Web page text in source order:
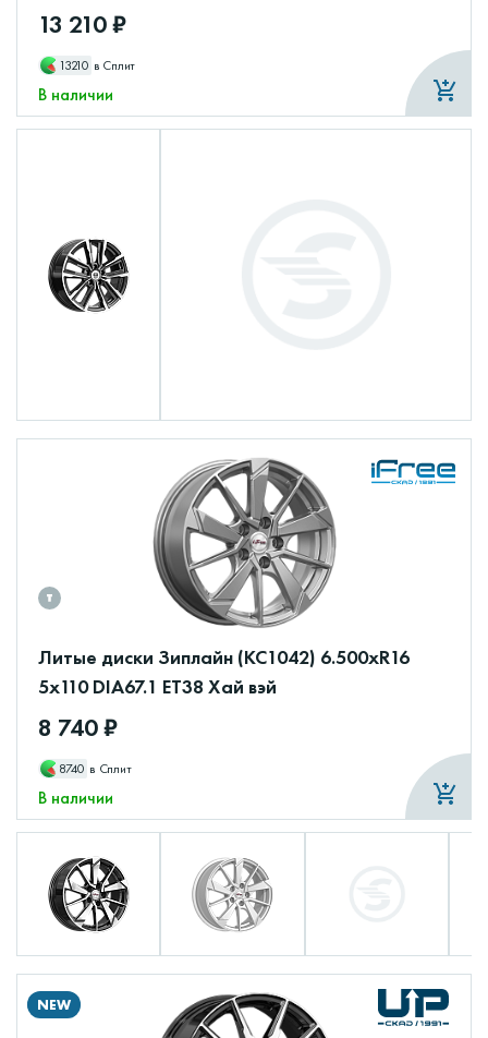
13 210 ₽
13210 в Сплит
В наличии
Литые диски Зиплайн (КС1042) 6.500xR16
5x110 DIA67.1 ET38 Хай вэй
8 740 ₽
8740 в Сплит
В наличии
NEW